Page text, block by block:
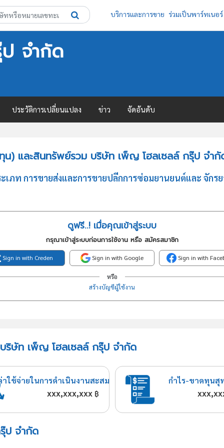
บริการและการขาย ร่วมเป็นพาร์ทเนอร์
จำกัด
ประวัติการเปลี่ยนแปลง ข่าว จัดอันดับ
ทุน) และสินทรัพย์รวม บริษัท เพ็ญ โฮลเซลล์ กรุ๊ป จำกั
ภท การขายส่งและการขายปลีกการซ่อมยานยนต์และ จัก
ดูฟรี..! เมื่อคุณเข้าสู่ระบบ
กรุณาเข้าสู่ระบบก่อนการใช้งาน หรือ สมัครสมาชิก
Sign in with Creden Sign in with Google Sign in with
หรือ
สร้างบัญชีผู้ใช้งาน
ริษัท เพ็ญ โฮลเซลล์ กรุ๊ป จำกัด
าใช้จ่ายในการดำเนินงานสะสม
xxx,xxx,xxx ฿
กำไร-ขาดทุนสุ
ป จำกัด